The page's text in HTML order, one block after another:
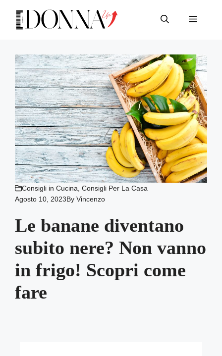
contenuto
Menu
Consigli in Cucina ,Consigli Per La Casa
Agosto 10, 2023ByVincenzo
Le banane diventano
subito nere? Non vanno
in frigo! Scopri come
fare